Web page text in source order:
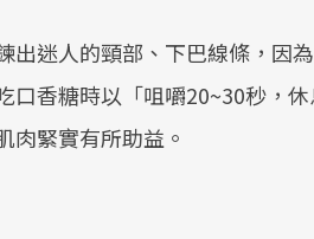
出迷人的頸部、下巴線條，因
口香糖時以「咀嚼20~30秒，
肉緊實有所助益。